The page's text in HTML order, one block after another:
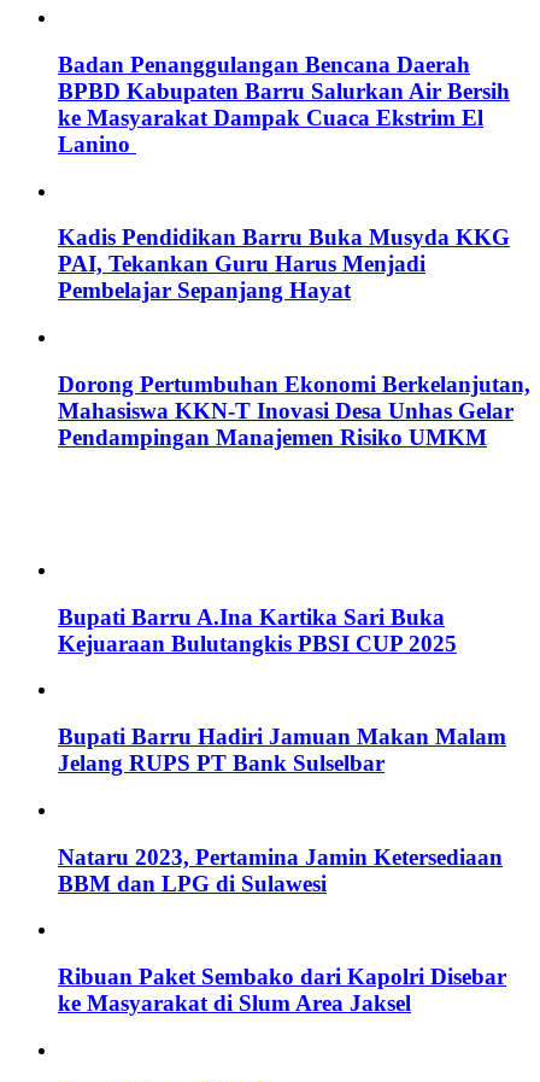
Badan Penanggulangan Bencana Daerah
BPBD Kabupaten Barru Salurkan Air Bersih
ke Masyarakat Dampak Cuaca Ekstrim El
Lanino
Kadis Pendidikan Barru Buka Musyda KKG
PAI, Tekankan Guru Harus Menjadi
Pembelajar Sepanjang Hayat
Dorong Pertumbuhan Ekonomi Berkelanjutan,
Mahasiswa KKN-T Inovasi Desa Unhas Gelar
Pendampingan Manajemen Risiko UMKM
Bupati Barru A.Ina Kartika Sari Buka
Kejuaraan Bulutangkis PBSI CUP 2025
Bupati Barru Hadiri Jamuan Makan Malam
Jelang RUPS PT Bank Sulselbar
Nataru 2023, Pertamina Jamin Ketersediaan
BBM dan LPG di Sulawesi
Ribuan Paket Sembako dari Kapolri Disebar
ke Masyarakat di Slum Area Jaksel